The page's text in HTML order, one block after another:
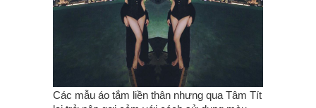
Các mẫu áo tắm liền thân nhưng qua Tâm Tít